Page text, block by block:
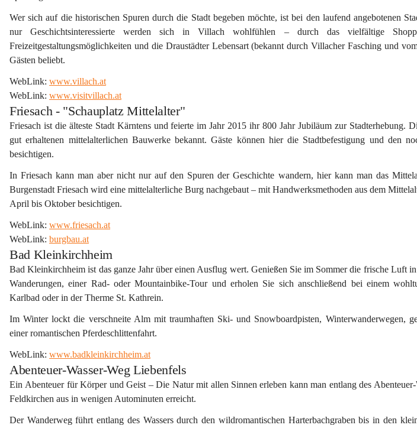
Wer sich auf die historischen Spuren durch die Stadt begeben möchte, ist bei den laufend angebotenen
nur Geschichtsinteressierte werden sich in Villach wohlfühlen – durch das vielfältige
Freizeitgestaltungsmöglichkeiten und die Draustädter Lebensart (bekannt durch Villacher Fasching und
Gästen beliebt.
WebLink: www.villach.at
WebLink: www.visitvillach.at
Friesach - "Schauplatz Mittelalter"
Friesach ist die älteste Stadt Kärntens und feierte im Jahr 2015 ihr 800 Jahr Jubiläum zur Stadterhebung.
gut erhaltenen mittelalterlichen Bauwerke bekannt. Gäste können hier die Stadtbefestigung und den
besichtigen.
In Friesach kann man aber nicht nur auf den Spuren der Geschichte wandern, hier kann man das
Burgenstadt Friesach wird eine mittelalterliche Burg nachgebaut – mit Handwerksmethoden aus dem
April bis Oktober besichtigen.
WebLink: www.friesach.at
WebLink: burgbau.at
Bad Kleinkirchheim
Bad Kleinkirchheim ist das ganze Jahr über einen Ausflug wert. Genießen Sie im Sommer die frische Luft in
Wanderungen, einer Rad- oder Mountainbike-Tour und erholen Sie sich anschließend bei einem
Karlbad oder in der Therme St. Kathrein.
Im Winter lockt die verschneite Alm mit traumhaften Ski- und Snowboardpisten, Winterwanderwegen,
einer romantischen Pferdeschlittenfahrt.
WebLink: www.badkleinkirchheim.at
Abenteuer-Wasser-Weg Liebenfels
Ein Abenteuer für Körper und Geist – Die Natur mit allen Sinnen erleben kann man entlang des
Feldkirchen aus in wenigen Autominuten erreicht.
Der Wanderweg führt entlang des Wassers durch den wildromantischen Harterbachgraben bis in den